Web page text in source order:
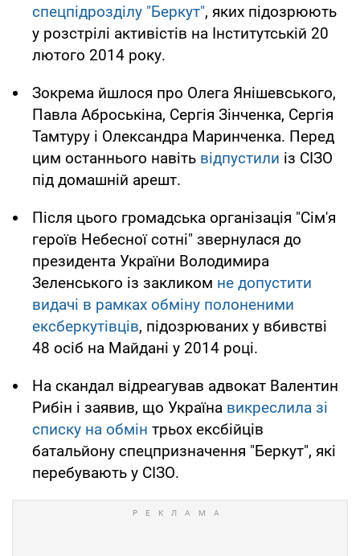
спецпідрозділу "Беркут", яких підозрюють
у розстрілі активістів на Інститутській 20
лютого 2014 року.
Зокрема йшлося про Олега Янішевського,
Павла Аброськіна, Сергія Зінченка, Сергія
Тамтуру і Олександра Маринченка. Перед
цим останнього навіть відпустили із СІЗО
під домашній арешт.
Після цього громадська організація "Сім'я
героїв Небесної сотні" звернулася до
президента України Володимира
Зеленського із закликом не допустити
видачі в рамках обміну полоненими
ексберкутівців, підозрюваних у вбивстві
48 осіб на Майдані у 2014 році.
На скандал відреагував адвокат Валентин
Рибін і заявив, що Україна викреслила зі
списку на обмін трьох ексбійців
батальйону спецпризначення "Беркут", які
перебувають у СІЗО.